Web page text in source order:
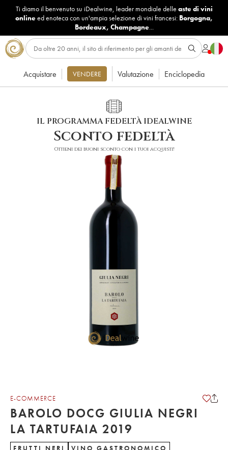
Ti diamo il benvenuto su iDealwine, leader mondiale delle aste di vini
onlineed enoteca con un'ampia selezione di vini francesi: Borgogna,
Bordeaux, Champagne...
Acquistare VENDERE Valutazione Enciclopedia
IL PROGRAMMA FEDELTÀ IDEALWINE
Sconto fedeltà
Ottieni dei buoni sconto con i tuoi acquisti!
E-COMMERCE
BAROLO DOCG GIULIA NEGRI
LA TARTUFAIA 2019
FRUTTI NERI
VINO GASTRONOMICO